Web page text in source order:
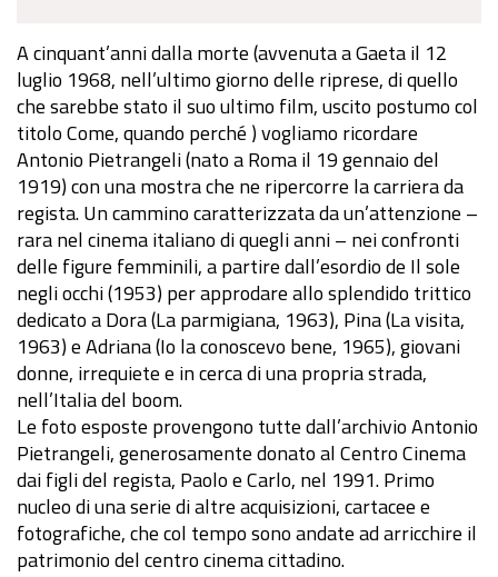
A cinquant’anni dalla morte (avvenuta a Gaeta il 12
luglio 1968, nell’ultimo giorno delle riprese, di quello
che sarebbe stato il suo ultimo film, uscito postumo col
titolo Come, quando perché ) vogliamo ricordare
Antonio Pietrangeli (nato a Roma il 19 gennaio del
1919) con una mostra che ne ripercorre la carriera da
regista. Un cammino caratterizzata da un’attenzione –
rara nel cinema italiano di quegli anni – nei confronti
delle figure femminili, a partire dall’esordio de Il sole
negli occhi (1953) per approdare allo splendido trittico
dedicato a Dora (La parmigiana, 1963), Pina (La visita,
1963) e Adriana (Io la conoscevo bene, 1965), giovani
donne, irrequiete e in cerca di una propria strada,
nell’Italia del boom.
Le foto esposte provengono tutte dall’archivio Antonio
Pietrangeli, generosamente donato al Centro Cinema
dai figli del regista, Paolo e Carlo, nel 1991. Primo
nucleo di una serie di altre acquisizioni, cartacee e
fotografiche, che col tempo sono andate ad arricchire il
patrimonio del centro cinema cittadino.